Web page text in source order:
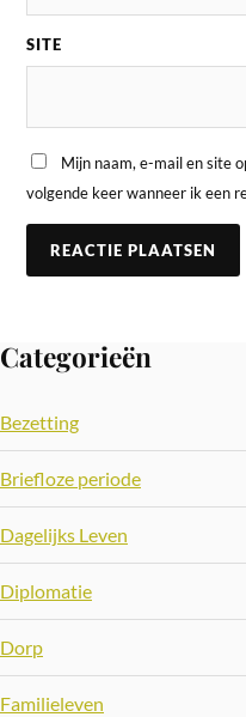
SITE
Mijn naam, e-mail en site
volgende keer wanneer ik een
Categorieën
Bezetting
Briefloze periode
Dagelijks Leven
Diplomatie
Dorp
Familieleven